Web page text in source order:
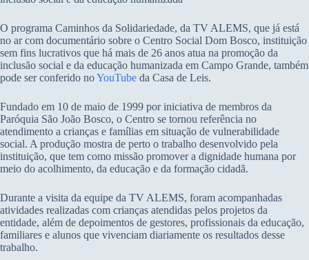
O programa Caminhos da Solidariedade, da TV ALEMS, que já está
no ar com documentário sobre o Centro Social Dom Bosco, instituição
sem fins lucrativos que há mais de 26 anos atua na promoção da
inclusão social e da educação humanizada em Campo Grande, também
pode ser conferido noYouTube da Casa de Leis.
Fundado em 10 de maio de 1999 por iniciativa de membros da
Paróquia São João Bosco, o Centro se tornou referência no
atendimento a crianças e famílias em situação de vulnerabilidade
social. A produção mostra de perto o trabalho desenvolvido pela
instituição, que tem como missão promover a dignidade humana por
meio do acolhimento, da educação e da formação cidadã.
Durante a visita da equipe da TV ALEMS, foram acompanhadas
atividades realizadas com crianças atendidas pelos projetos da
entidade, além de depoimentos de gestores, profissionais da educação,
familiares e alunos que vivenciam diariamente os resultados desse
trabalho.